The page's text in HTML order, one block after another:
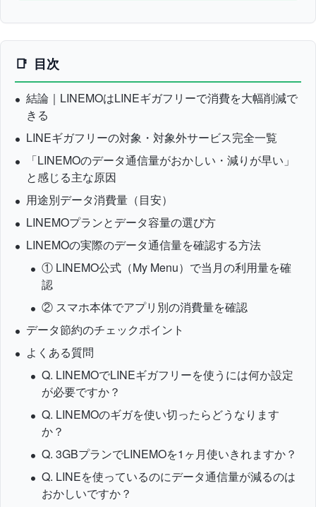
目次
結論｜LINEMOはLINEギガフリーで消費を大幅削減で
きる
LINEギガフリーの対象・対象外サービス完全一覧
「LINEMOのデータ通信量がおかしい・減りが早い」
と感じる主な原因
用途別データ消費量（目安）
LINEMOプランとデータ容量の選び方
LINEMOの実際のデータ通信量を確認する方法
① LINEMO公式（My Menu）で当月の利用量を確
認
② スマホ本体でアプリ別の消費量を確認
データ節約のチェックポイント
よくある質問
Q. LINEMOでLINEギガフリーを使うには何か設定
が必要ですか？
Q. LINEMOのギガを使い切ったらどうなります
か？
Q. 3GBプランでLINEMOを1ヶ月使いきれますか？
Q. LINEを使っているのにデータ通信量が減るのは
おかしいですか？